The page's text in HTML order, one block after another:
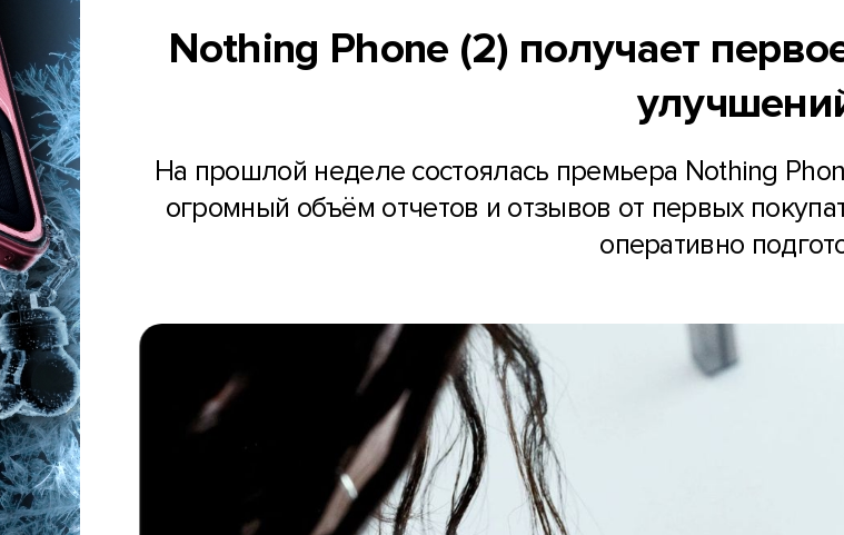
Nothing Phone (2) получает
На прошлой неделе состоялась премьера Nothing
огромный объём отчетов и отзывов от первых
оперативно